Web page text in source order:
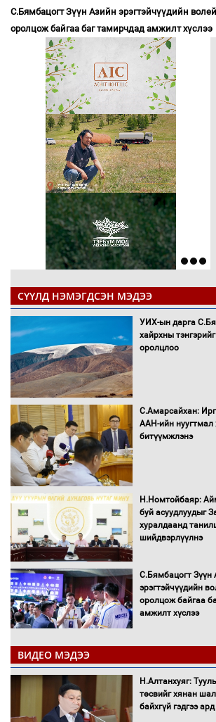
С.Бямбацогт Зүүн Азийн эрэгтэйчүүдийн
оролцож байгаа баг тамирчдад амжилт хүслээ
СҮҮЛД НЭМЭГДСЭН МЭДЭЭ
УИХ-ын дарга
хайрхны
оролцлоо
С.Амарсайхан:
ААН-ийн нуугтмал
битүүмжлэнэ
Н.Номтойбаяр:
буй асуудлуудыг
хуралдаанд
шийдвэрлүүлнэ
С.Бямбацогт Зүүн
эрэгтэйчүүдийн
оролцож байгаа
амжилт хүслээ
Автобензин,
албан татварыг
ВИДЕО МЭДЭЭ
Н.Алтанхуяг:
төсвийг хянан
байхгүй гэдгээ